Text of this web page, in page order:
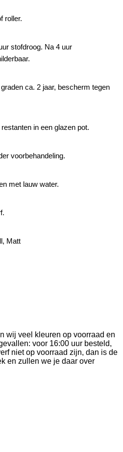
roller.
stofdroog. Na 4 uur
ca. 2 jaar, bescherm tegen
in een glazen pot.
voorbehandeling.
met lauw water.
Matt
wij veel kleuren op voorraad en
voor 16:00 uur besteld,
niet op voorraad zijn, dan is de
en zullen we je daar over